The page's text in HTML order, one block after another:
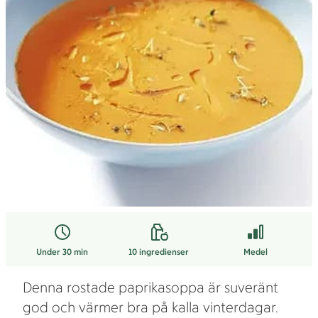
Under 30 min 10ingredienser Medel
Denna rostade paprikasoppa är suveränt
god och värmer bra på kalla vinterdagar.